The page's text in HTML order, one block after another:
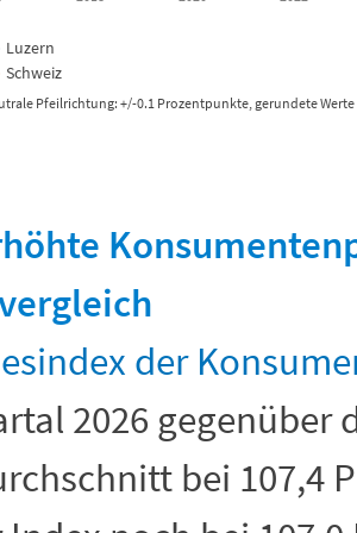
Neutrale Pfeilrichtung: +/-0.1 Prozentpunkte, gerundete Werte
Luzern
Schweiz
der
2026 gegenüber
bei 107,4